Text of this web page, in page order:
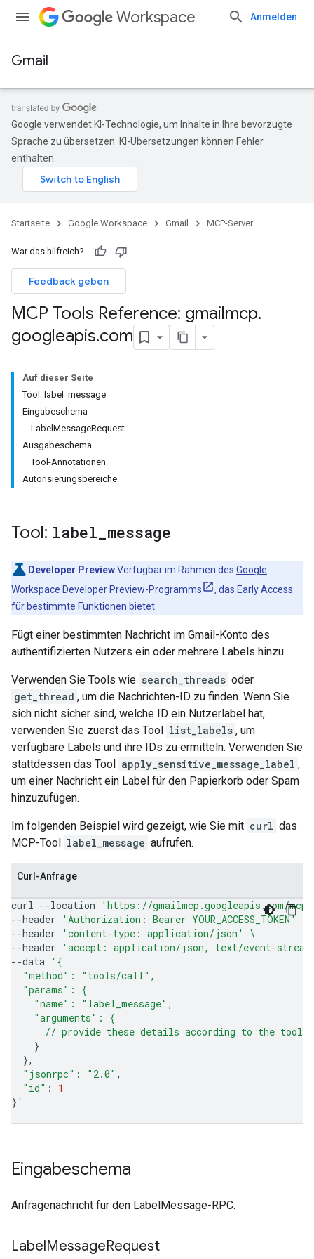
Workspace Anmelden
Gmail
Google verwendet KI-Technologie, um Inhalte in Ihre bevorzugte
Sprache zu übersetzen. KI-Übersetzungen können Fehler
enthalten.
Startseite Google Workspace Gmail MCP-Server
War das hilfreich?
Feedback geben
MCP Tools Reference: gmailmcp.
googleapis.com
Auf dieser Seite
Tool: label_message
Eingabeschema
LabelMessageRequest
Ausgabeschema
Tool-Annotationen
Autorisierungsbereiche
Tool: label message
Developer Preview:Verfügbar im Rahmen des Google
Workspace Developer Preview-Programms
, das Early Access
für bestimmte Funktionen bietet.
Fügt einer bestimmten Nachricht im Gmail-Konto des
authentifizierten Nutzers ein oder mehrere Labels hinzu.
Verwenden Sie Tools wie search_threads oder
get_thread , um die Nachrichten-ID zu finden. Wenn Sie
sich nicht sicher sind, welche ID ein Nutzerlabel hat,
verwenden Sie zuerst das Tool list_labels , um
verfügbare Labels und ihre IDs zu ermitteln. Verwenden Sie
stattdessen das Tool apply_sensitive_message_label ,
um einer Nachricht ein Label für den Papierkorb oder Spam
hinzuzufügen.
Im folgenden Beispiel wird gezeigt, wie Sie mit curl das
MCP-Tool label_message aufrufen.
Curl-Anfrage
curl --location
'https://gmailmcp.googleapis.com/
--header
'Authorization: Bearer YOUR_ACCESS_TOKEN'
--header
'content-type: application/json'
\
--header
'accept: application/json, text/event-
--data '{
  "method": "tools/call",
  "params": {
    "name": "label_message",
    "arguments": {
      // provide these details according to the tool'
}
}
"jsonrpc" : "2.0"
"id" :
1
} '
Eingabeschema
Anfragenachricht für den LabelMessage-RPC.
LabelMessageRequest